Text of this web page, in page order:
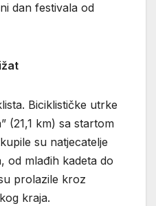
dan festivala od
Biciklističke utrke
(21,1 km) sa startom
su natjecatelje
od mlađih kadeta do
prolazile kroz
kraja.